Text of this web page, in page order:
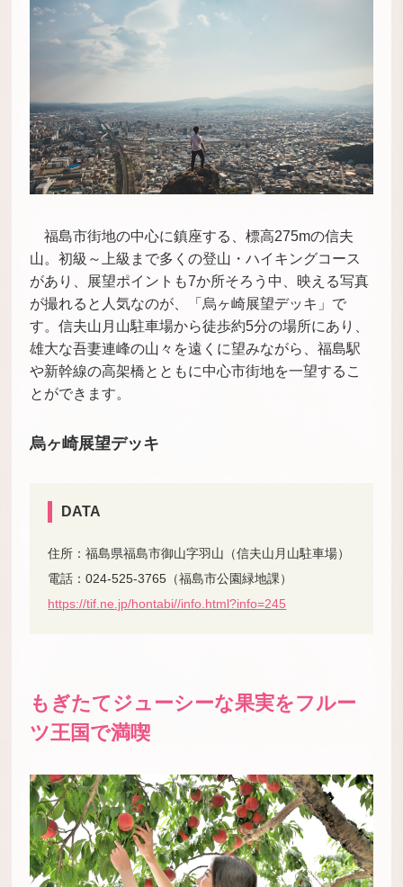
福島市街地の中心に鎮座する、標高275mの信夫
山。初級～上級まで多くの登山・ハイキングコース
があり、展望ポイントも7か所そろう中、映える写真
が撮れると人気なのが、「烏ヶ崎展望デッキ」で
す。信夫山月山駐車場から徒歩約5分の場所にあり、
雄大な吾妻連峰の山々を遠くに望みながら、福島駅
や新幹線の高架橋とともに中心市街地を一望するこ
とができます。
烏ヶ崎展望デッキ
DATA
住所：福島県福島市御山字羽山（信夫山月山駐車場）
電話：024-525-3765（福島市公園緑地課）
https://tif.ne.jp/hontabi//info.html?info=245
もぎたてジューシーな果実をフルー
ツ王国で満喫